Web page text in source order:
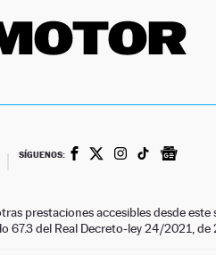
SÍGUENOS:
prestaciones accesibles desde
67.3 del Real Decreto-ley 24/2021, de